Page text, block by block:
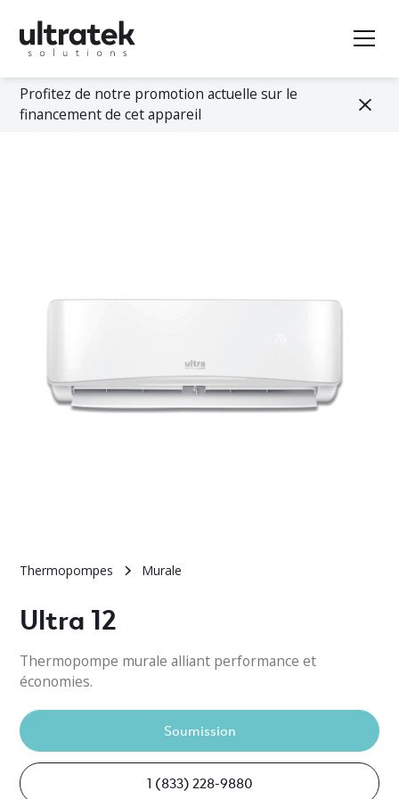
Profitez de notre promotion actuelle sur le
financement de cet appareil
Thermopompes Murale
Ultra 12
Thermopompe murale alliant performance et
économies.
Soumission
1 (833) 228-9880